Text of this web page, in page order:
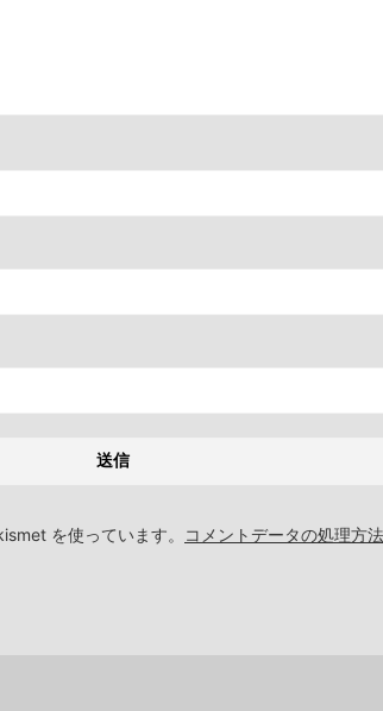
を使っています。
コメントデータの処理方